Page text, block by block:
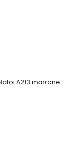
A213 marrone